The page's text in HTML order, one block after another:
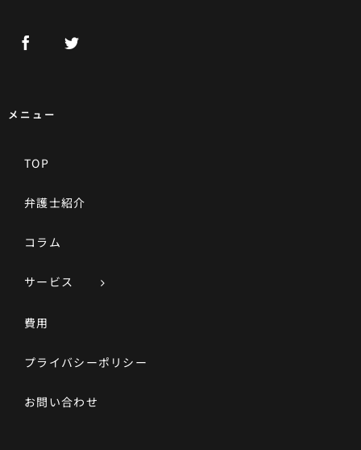
メニュー
TOP
弁護士紹介
コラム
サービス
費用
プライバシーポリシー
お問い合わせ